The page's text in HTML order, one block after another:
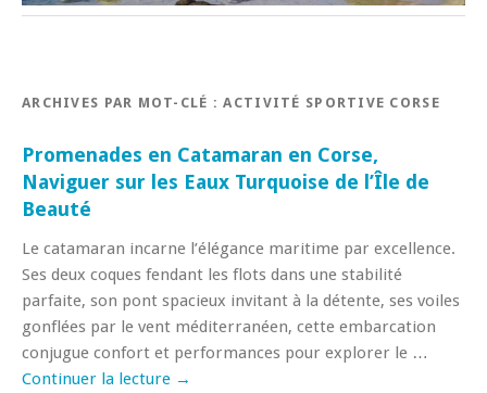
ARCHIVES PAR MOT-CLÉ :ACTIVITÉ SPORTIVE CORSE
Promenades en Catamaran en Corse,
Naviguer sur les Eaux Turquoise de l’Île de
Beauté
Le catamaran incarne l’élégance maritime par excellence.
Ses deux coques fendant les flots dans une stabilité
parfaite, son pont spacieux invitant à la détente, ses voiles
gonflées par le vent méditerranéen, cette embarcation
conjugue confort et performances pour explorer le …
Continuer la lecture →